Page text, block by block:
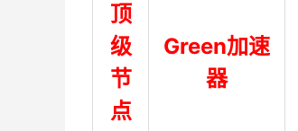
顶
级
节
点
Green加速
器